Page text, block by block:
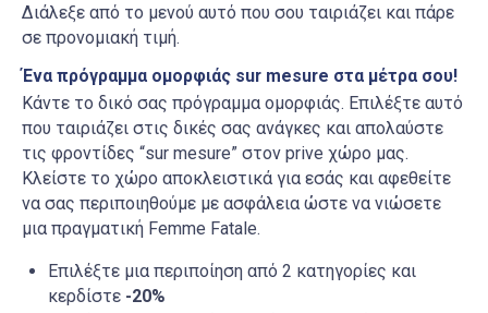
Διάλεξε από το μενού αυτό που σου ταιριάζει και πάρε
σε προνομιακή τιμή.
Ένα πρόγραμμα ομορφιάς sur mesure στα μέτρα σου!
Κάντε το δικό σας πρόγραμμα ομορφιάς. Επιλέξτε αυτό
που ταιριάζει στις δικές σας ανάγκες και απολαύστε
τις φροντίδες “sur mesure” στον prive χώρο μας.
Κλείστε το χώρο αποκλειστικά για εσάς και αφεθείτε
να σας περιποιηθούμε με ασφάλεια ώστε να νιώσετε
μια πραγματική Femme Fatale.
Επιλέξτε μια περιποίηση από 2 κατηγορίες και
κερδίστε -20%